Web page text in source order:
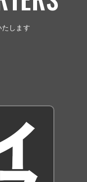
たします